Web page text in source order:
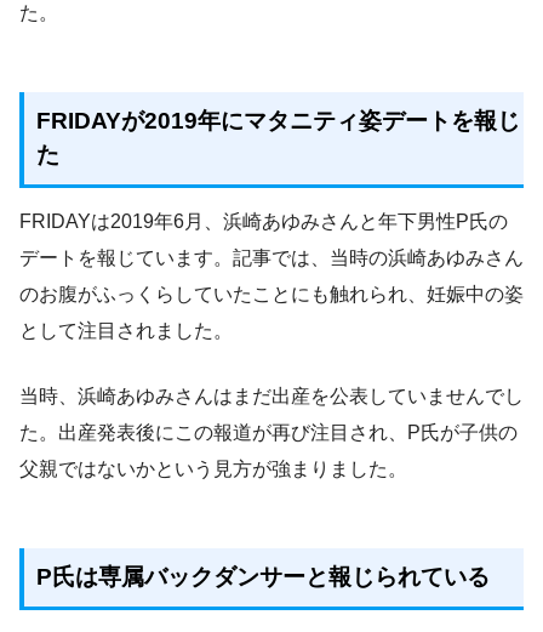
た。
FRIDAYが2019年にマタニティ姿デートを報じ
た
FRIDAYは2019年6月、浜崎あゆみさんと年下男性P氏の
デートを報じています。記事では、当時の浜崎あゆみさん
のお腹がふっくらしていたことにも触れられ、妊娠中の姿
として注目されました。
当時、浜崎あゆみさんはまだ出産を公表していませんでし
た。出産発表後にこの報道が再び注目され、P氏が子供の
父親ではないかという見方が強まりました。
P氏は専属バックダンサーと報じられている